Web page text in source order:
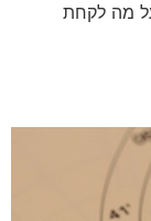
על מה לקחת